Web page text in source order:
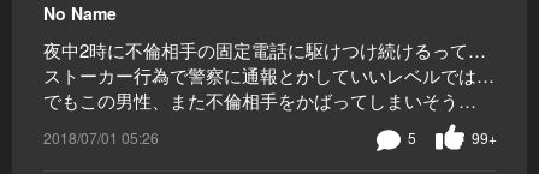
No Name
夜中2時に不倫相手の固定電話に駆けつけ続けるって…
ストーカー行為で警察に通報とかしていいレベルでは…
でもこの男性、また不倫相手をかばってしまいそう…
2018/07/01 05:26 99+
5